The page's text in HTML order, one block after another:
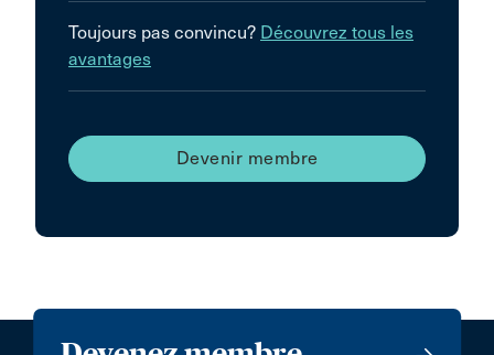
Toujours pas convincu? Découvrez tous les
avantages
Devenir membre